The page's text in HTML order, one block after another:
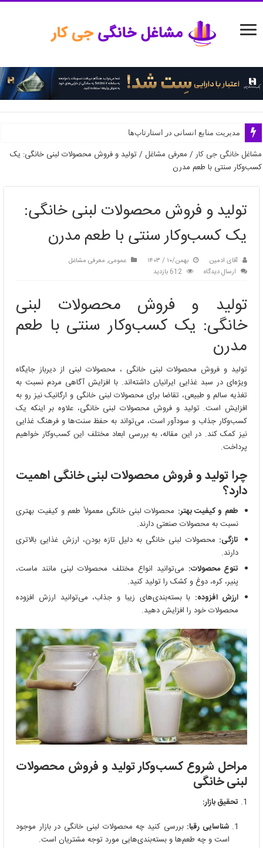
مدیریت منابع انسانی در استارتاپ‌ها
مشاغل خانگی جی کار/ معرفی مشاغل/تولید و فروش محصولات لبنی خانگی: یک
کسب‌وکار سنتی با طعم مدرن
تولید و فروش محصولات لبنی خانگی:
یک کسب‌وکار سنتی با طعم مدرن
آقای ادمین بهمن/۱۰ / ۱۴۰۳ عمومی, معرفی مشاغل
ارسال دیدگاه
612 بازدید
تولید و فروش محصولات لبنی
خانگی: یک کسب‌وکار سنتی با طعم
مدرن
تولید و فروش محصولات لبنی خانگی ، محصولات لبنی از دیرباز جایگاه
ویژه‌ای در سبد غذایی ایرانیان داشته‌اند. با افزایش آگاهی مردم نسبت به
تغذیه سالم و طبیعی، تقاضا برای محصولات لبنی خانگی و ارگانیک نیز رو به
افزایش است. تولید و فروش محصولات لبنی خانگی، علاوه بر اینکه یک
کسب‌وکار جذاب و سودآور است، می‌تواند به حفظ سنت‌ها و فرهنگ غذایی
نیز کمک کند. در این مقاله، به بررسی ابعاد مختلف این کسب‌وکار خواهیم
پرداخت.
چرا تولید و فروش محصولات لبنی خانگی اهمیت
دارد؟
طعم و کیفیت بهتر: محصولات لبنی خانگی معمولاً طعم و کیفیت بهتری
نسبت به محصولات صنعتی دارند.
تازگی: محصولات لبنی خانگی به دلیل تازه بودن، ارزش غذایی بالاتری
دارند.
تنوع محصولات: می‌توانید انواع مختلف محصولات لبنی مانند ماست،
پنیر، کره، دوغ و کشک را تولید کنید.
ارزش افزوده: با بسته‌بندی‌های زیبا و جذاب، می‌توانید ارزش افزوده
محصولات خود را افزایش دهید.
مراحل شروع کسب‌وکار تولید و فروش محصولات
لبنی خانگی
تحقیق بازار:
شناسایی رقبا: بررسی کنید چه محصولات لبنی خانگی در بازار موجود
است و چه طعم‌ها و بسته‌بندی‌هایی مورد توجه مشتریان است.